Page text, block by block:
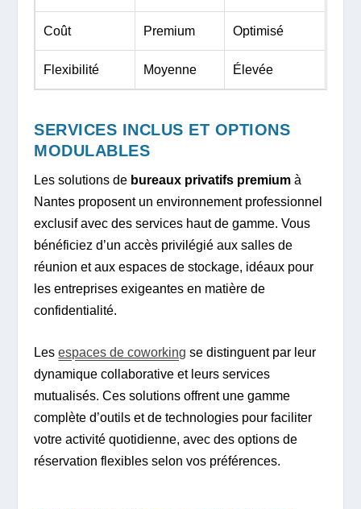
Coût Premium Optimisé
Flexibilité Moyenne Élevée
SERVICES INCLUS ET OPTIONS
MODULABLES
Les solutions de bureaux privatifs premium à
Nantes proposent un environnement professionnel
exclusif avec des services haut de gamme. Vous
bénéficiez d’un accès privilégié aux salles de
réunion et aux espaces de stockage, idéaux pour
les entreprises exigeantes en matière de
confidentialité.
Lesespaces de coworking se distinguent par leur
dynamique collaborative et leurs services
mutualisés. Ces solutions offrent une gamme
complète d’outils et de technologies pour faciliter
votre activité quotidienne, avec des options de
réservation flexibles selon vos préférences.